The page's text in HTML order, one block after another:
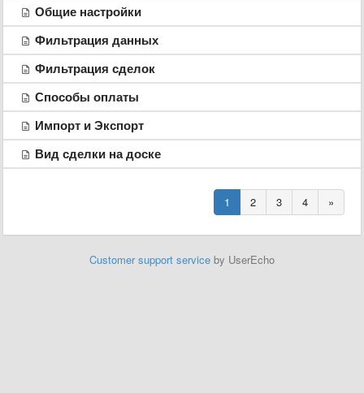
Общие настройки
Фильтрация данных
Фильтрация сделок
Способы оплаты
Импорт и Экспорт
Вид сделки на доске
1 2 3 4 »
Customer support service by UserEcho